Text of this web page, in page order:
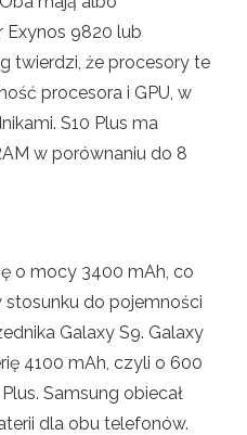
9820 lub
twierdzi, że procesory te
procesora i GPU, w
S10 Plus ma
w porównaniu do 8
o mocy 3400 mAh, co
stosunku do pojemności
Galaxy S9. Galaxy
4100 mAh, czyli o 600
Samsung obiecał
dla obu telefonów.